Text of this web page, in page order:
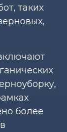
таких
более